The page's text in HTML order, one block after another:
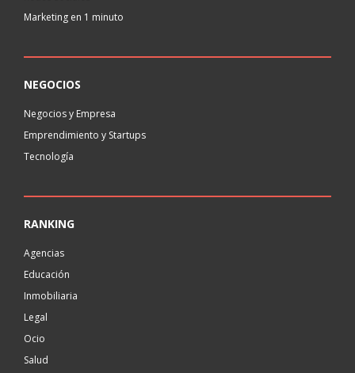
Marketing en 1 minuto
NEGOCIOS
Negocios y Empresa
Emprendimiento y Startups
Tecnología
RANKING
Agencias
Educación
Inmobiliaria
Legal
Ocio
Salud